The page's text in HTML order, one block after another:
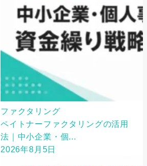
ファクタリング
ペイトナーファクタリングの活用
法｜中小企業・個...
2026年8月5日